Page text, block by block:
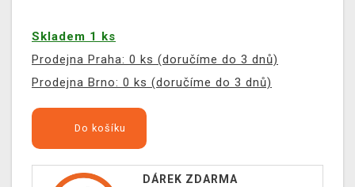
Skladem 1 ks
Prodejna Praha: 0 ks (doručíme do 3 dnů)
Prodejna Brno: 0 ks (doručíme do 3 dnů)
Do košíku
DÁREK ZDARMA